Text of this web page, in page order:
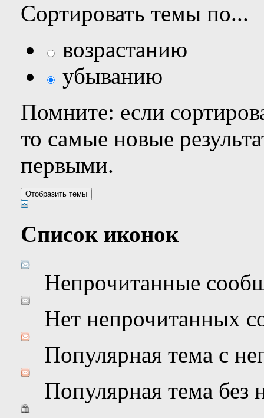
Сортировать темы по...
возрастанию
убыванию
Помните: если
то самые новые
первыми.
Список иконок
Непрочитанные
Нет непрочитанных
Популярная тема с
Популярная тема